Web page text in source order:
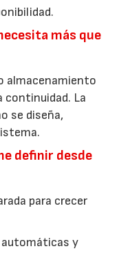
más que
almacenamiento
continuidad. La
se diseña,
definir desde
para crecer
automáticas y